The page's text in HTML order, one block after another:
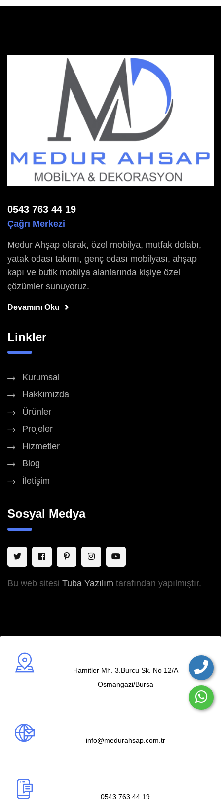
0543 763 44 19
Çağrı Merkezi
Medur Ahşap olarak, özel mobilya, mutfak dolabı,
yatak odası takımı, genç odası mobilyası, ahşap
kapı ve butik mobilya alanlarında kişiye özel
çözümler sunuyoruz.
Devamını Oku
Linkler
Kurumsal
Hakkımızda
Ürünler
Projeler
Hizmetler
Blog
İletişim
Sosyal Medya
Bu web sitesi Tuba Yazılım tarafından yapılmıştır.
Hamitler Mh. 3.Burcu Sk. No 12/A
Osmangazi/Bursa
info@medurahsap.com.tr
0543 763 44 19